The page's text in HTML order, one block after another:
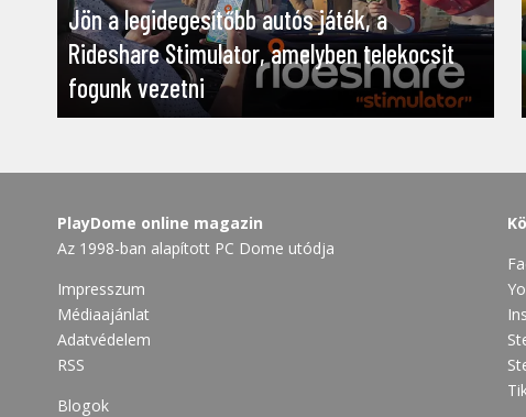
Jön a legidegesítőbb autós játék, a
Rideshare Stimulator, amelyben telekocsit
fogunk vezetni
PlayDome online magazin
Az 1998-ban alapított PC Dome utódja
Impresszum
Médiaajánlat
Adatvédelem
RSS
Blogok